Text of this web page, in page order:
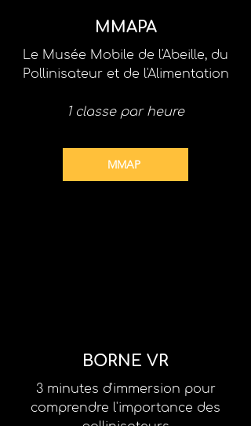
MMAPA
Le Musée Mobile de l'Abeille, du
Pollinisateur et de l'Alimentation
1 classe par heure
MMAP
BORNE VR
3 minutes d'immersion pour
comprendre l'importance des